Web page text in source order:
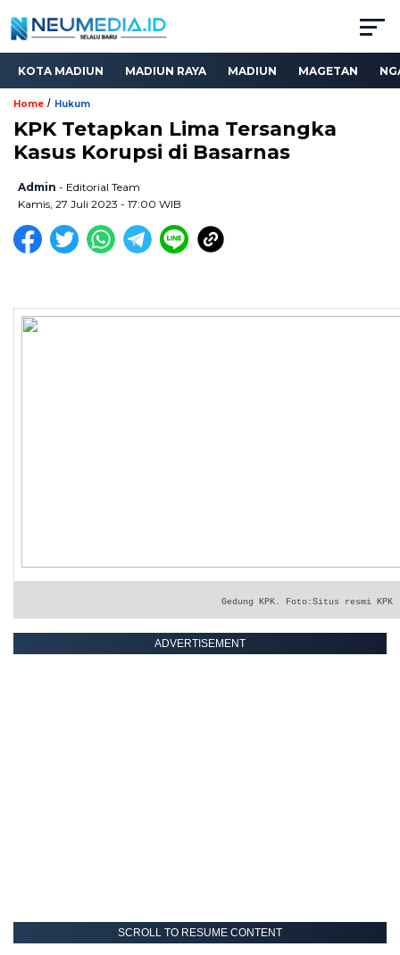
KOTA MADIUN MADIUN RAYA MADIUN MAGETAN
Home / Hukum
KPK Tetapkan Lima Tersangka
Kasus Korupsi di Basarnas
Admin - Editorial Team
Kamis, 27 Juli 2023 - 17:00 WIB
Gedung KPK. Foto:Situs resmi KPK
ADVERTISEMENT
SCROLL TO RESUME CONTENT